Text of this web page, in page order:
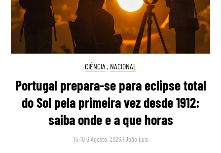
CIÊNCIA , NACIONAL
Portugal prepara-se para eclipse total
do Sol pela primeira vez desde 1912:
saiba onde e a que horas
15:10 6 Agosto, 2026 |João Luís